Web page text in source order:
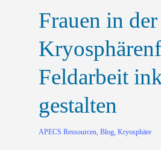
Frauen in der
Feldarbeit
gestalten
APECS Ressourcen, Blog, Kryosphäre